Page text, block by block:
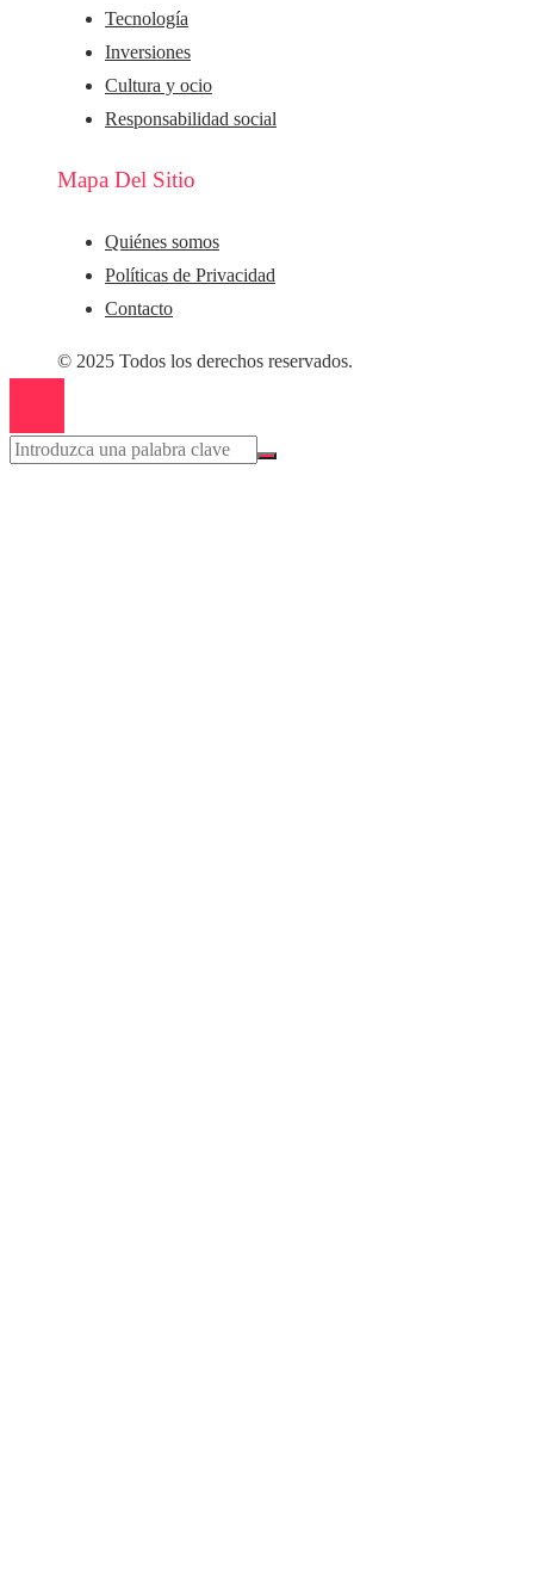
Tecnología
Inversiones
Cultura y ocio
Responsabilidad social
Mapa Del Sitio
Quiénes somos
Políticas de Privacidad
Contacto
© 2025 Todos los derechos reservados.